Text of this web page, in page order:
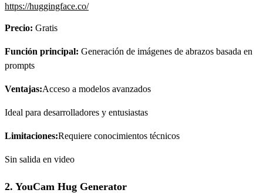
https://huggingface.co/
Precio: Gratis
Función principal: Generación de imágenes de abrazos basada en
prompts
Ventajas:Acceso a modelos avanzados
Ideal para desarrolladores y entusiastas
Limitaciones:Requiere conocimientos técnicos
Sin salida en video
2. YouCam Hug Generator